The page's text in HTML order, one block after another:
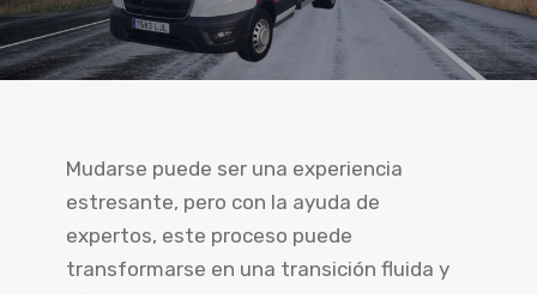
Mudarse puede ser una experiencia
estresante, pero con la ayuda de
expertos, este proceso puede
transformarse en una transición fluida y